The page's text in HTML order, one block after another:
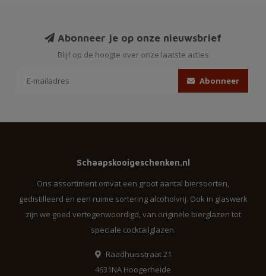
Abonneer je op onze nieuwsbrief
Blijf op de hoogte over onze laatste acties
Abonneer
Schaapskooigeschenken.nl
Ons assortiment omvat een groot aantal biersoorten,
gedistilleerd en een ruime sortering alcoholvrij. Ook in glaswerk
zijn we goed vertegenwoordigd, van originele bierglazen tot
speciale cocktailglazen.
Raadhuisstraat 21
4631NA Hoogerheide